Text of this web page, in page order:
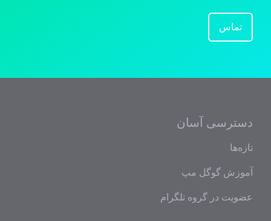
تماس
دسترسی آسان
تازه‌ها
آموزش گوگل مپ
عضویت در گروه تلگرام